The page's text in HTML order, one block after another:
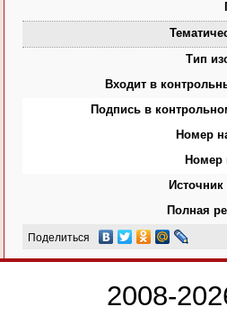
Тип
Входит в
Подпись в
Номер
Номер
Источник
Полная
Поделиться
2008-